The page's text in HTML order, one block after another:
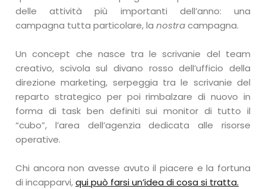
delle attività più importanti dell’anno: una
campagna tutta particolare, lanostracampagna.
Un concept che nasce tra le scrivanie del team
creativo, scivola sul divano rosso dell’ufficio della
direzione marketing, serpeggia tra le scrivanie del
reparto strategico per poi rimbalzare di nuovo in
forma di task ben definiti sui monitor di tutto il
“cubo”, l’area dell’agenzia dedicata alle risorse
operative.
Chi ancora non avesse avuto il piacere e la fortuna
di incapparvi,qui può farsi un’idea di cosa si tratta.